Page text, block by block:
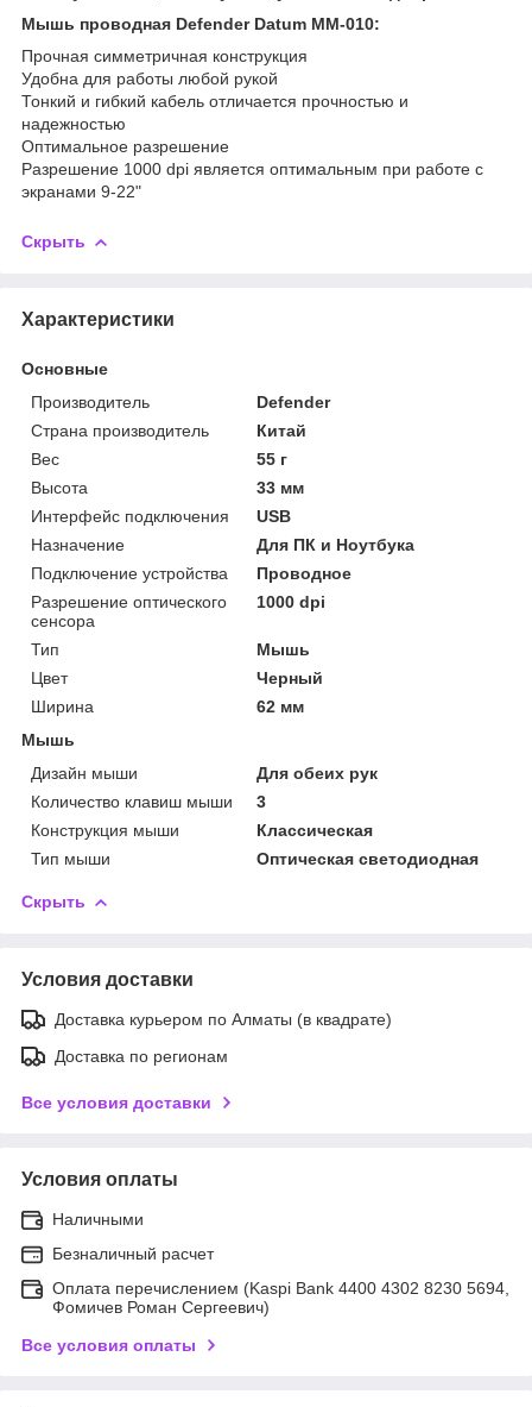
Мышь проводная Defender Datum MM-010:
Прочная симметричная конструкция
Удобна для работы любой рукой
Тонкий и гибкий кабель отличается прочностью и
надежностью
Оптимальное разрешение
Разрешение 1000 dpi является оптимальным при работе с
экранами 9-22"
Скрыть
Характеристики
Основные
Производитель
Defender
Страна производитель
Китай
Вес
55 г
Высота
33 мм
Интерфейс подключения
USB
Назначение
Для ПК и Ноутбука
Подключение устройства
Проводное
Разрешение оптического
сенсора
1000 dpi
Тип
Мышь
Цвет
Черный
Ширина
62 мм
Мышь
Дизайн мыши
Для обеих рук
Количество клавиш мыши
3
Конструкция мыши
Классическая
Тип мыши
Оптическая светодиодная
Скрыть
Условия доставки
Доставка курьером по Алматы (в квадрате)
Доставка по регионам
Все условия доставки
Условия оплаты
Наличными
Безналичный расчет
Оплата перечислением (Kaspi Bank 4400 4302 8230 5694,
Фомичев Роман Сергеевич)
Все условия оплаты